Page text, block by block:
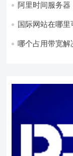
阿里时间服务
国际网站在哪里
哪个占用带宽解